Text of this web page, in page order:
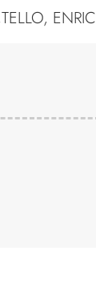
ENRIC